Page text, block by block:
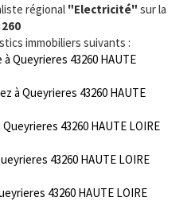
régional "Electricité" sur la
immobiliers suivants :
Queyrieres 43260 HAUTE
à Queyrieres 43260 HAUTE
43260 HAUTE LOIRE
43260 HAUTE LOIRE
43260 HAUTE LOIRE